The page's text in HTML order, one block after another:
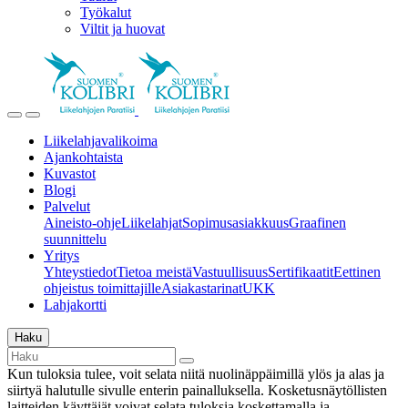
Työkalut
Viltit ja huovat
Liikelahjavalikoima
Ajankohtaista
Kuvastot
Blogi
Palvelut
Aineisto-ohjeLiikelahjatSopimusasiakkuusGraafinen
suunnittelu
Yritys
YhteystiedotTietoa meistäVastuullisuusSertifikaatitEettinen
ohjeistus toimittajilleAsiakastarinatUKK
Lahjakortti
Haku
Kun tuloksia tulee, voit selata niitä nuolinäppäimillä ylös ja alas ja
siirtyä halutulle sivulle enterin painalluksella. Kosketusnäytöllisten